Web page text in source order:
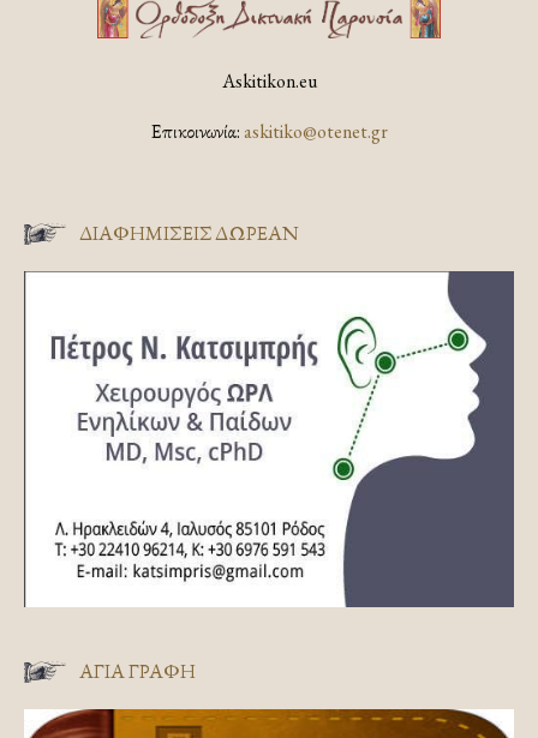
Askitikon.eu
Επικοινωνία:askitiko@otenet.gr
ΔΙΑΦΗΜΊΣΕΙΣ ΔΩΡΕΆΝ
ΑΓΊΑ ΓΡΑΦΉ